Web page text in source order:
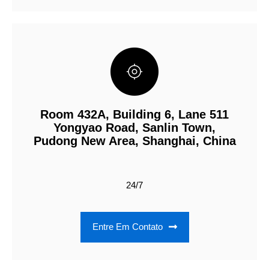
Room 432A, Building 6, Lane 511
Yongyao Road, Sanlin Town,
Pudong New Area, Shanghai, China
24/7
Entre Em Contato